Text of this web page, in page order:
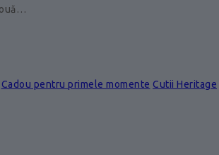
Cadou pentru primele momente Cutii Heritage